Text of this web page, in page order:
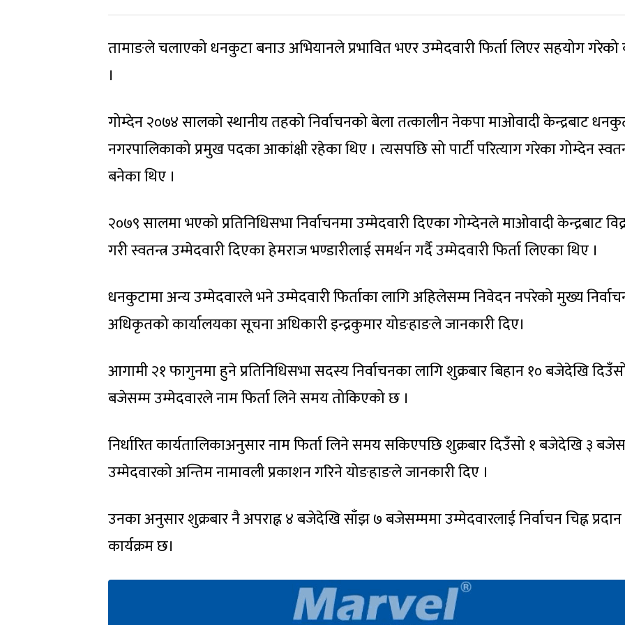
तामाङले चलाएको धनकुटा बनाउ अभियानले प्रभावित भएर उम्मेदवारी फिर्ता लिएर सहयोग गरेको
।
गोम्देन २०७४ सालको स्थानीय तहको निर्वाचनको बेला तत्कालीन नेकपा माओवादी केन्द्रबाट
नगरपालिकाको प्रमुख पदका आकांक्षी रहेका थिए । त्यसपछि सो पार्टी परित्याग गरेका गोम्देन
बनेका थिए ।
२०७९ सालमा भएको प्रतिनिधिसभा निर्वाचनमा उम्मेदवारी दिएका गोम्देनले माओवादी केन्द्रबाट
गरी स्वतन्त्र उम्मेदवारी दिएका हेमराज भण्डारीलाई समर्थन गर्दै उम्मेदवारी फिर्ता लिएका थिए ।
धनकुटामा अन्य उम्मेदवारले भने उम्मेदवारी फिर्ताका लागि अहिलेसम्म निवेदन नपरेको मुख्य
अधिकृतको कार्यालयका सूचना अधिकारी इन्द्रकुमार योङहाङले जानकारी दिए।
आगामी २१ फागुनमा हुने प्रतिनिधिसभा सदस्य निर्वाचनका लागि शुक्रबार बिहान १० बजेदेखि
बजेसम्म उम्मेदवारले नाम फिर्ता लिने समय तोकिएको छ ।
निर्धारित कार्यतालिकाअनुसार नाम फिर्ता लिने समय सकिएपछि शुक्रबार दिउँसो १ बजेदेखि ३
उम्मेदवारको अन्तिम नामावली प्रकाशन गरिने योङहाङले जानकारी दिए ।
उनका अनुसार शुक्रबार नै अपराह्न ४ बजेदेखि साँझ ७ बजेसम्ममा उम्मेदवारलाई निर्वाचन चिह्न
कार्यक्रम छ।